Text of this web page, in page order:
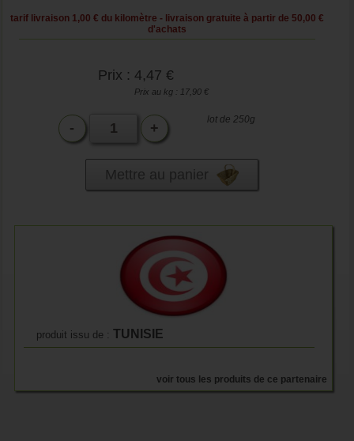
tarif livraison 1,00 € du kilomètre - livraison gratuite à partir de 50,00 €
d'achats
Prix : 4,47 €
Prix au kg : 17,90 €
- +
lot de 250g
Mettre au panier
produit issu de : TUNISIE
voir tous les produits de ce partenaire